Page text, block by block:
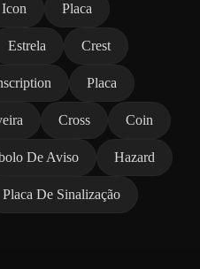
Icon Placa
Estrela Crest
Placa
Cross Coin
De Aviso Hazard
Placa De Sinalização